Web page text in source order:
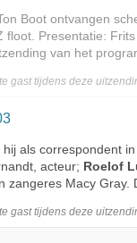
Boot ontvangen
floot. Presentatie:
van het
gasttijdens deze
hij als correspondent
acteur; Roelof
zangeres Macy Gray.
gasttijdens deze